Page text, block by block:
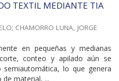
TEXTIL MEDIANTE TIA
; CHAMORRO LUNA, JORGE
en pequeñas y medianas
conteo y apilado aún se
lo que genera
material, ...